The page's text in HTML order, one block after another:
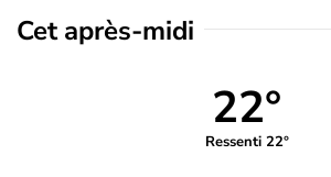
Cet après-midi
22°
Ressenti 22°